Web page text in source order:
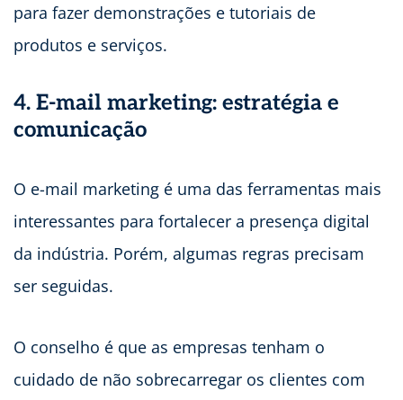
para fazer demonstrações e tutoriais de
produtos e serviços.
4. E-mail marketing: estratégia e
comunicação
O e-mail marketing é uma das ferramentas mais
interessantes para fortalecer a presença digital
da indústria. Porém, algumas regras precisam
ser seguidas.
O conselho é que as empresas tenham o
cuidado de não sobrecarregar os clientes com